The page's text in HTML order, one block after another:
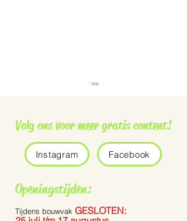
Grauwe vliegenvanger
Volg ons voor meer gratis content!
Instagram Facebook
Openingstijden:
Tijdens bouwvak GESLOTEN: